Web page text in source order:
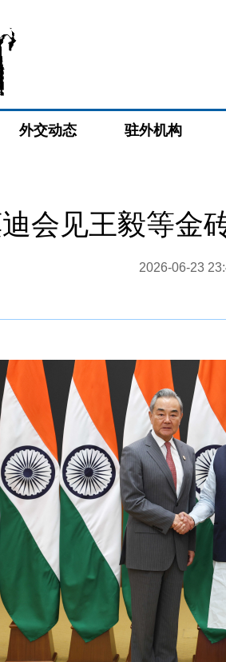
外交动态 驻外机构
会见王毅等金
2026-06-23